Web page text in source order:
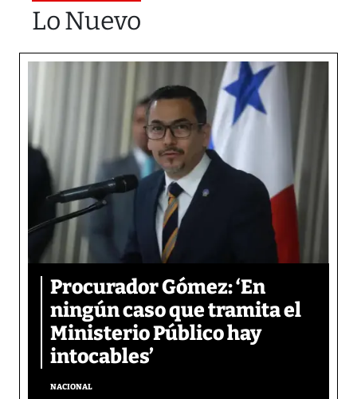
Lo Nuevo
Procurador Gómez: ‘En
ningún caso que tramita el
Ministerio Público hay
intocables’
NACIONAL